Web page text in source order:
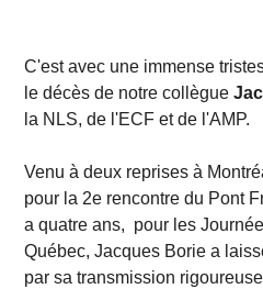
C'est avec une immense
le décès de notre collègue
la NLS, de l'ECF et de l'AMP.
Venu à deux reprises à
pour la 2e rencontre du Pont
a quatre ans, pour les
Québec, Jacques Borie a
par sa transmission